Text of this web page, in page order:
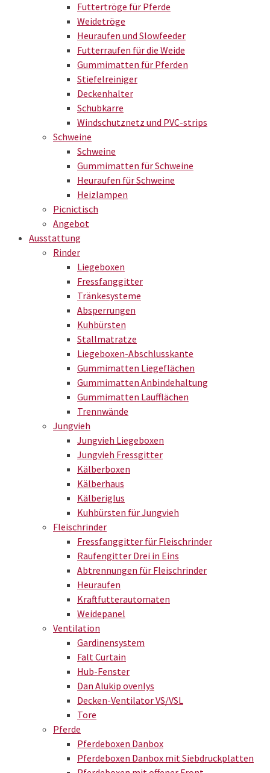
Futtertröge für Pferde
Weidetröge
Heuraufen und Slowfeeder
Futterraufen für die Weide
Gummimatten für Pferden
Stiefelreiniger
Deckenhalter
Schubkarre
Windschutznetz und PVC-strips
Schweine
Schweine
Gummimatten für Schweine
Heuraufen für Schweine
Heizlampen
Picnictisch
Angebot
Ausstattung
Rinder
Liegeboxen
Fressfanggitter
Tränkesysteme
Absperrungen
Kuhbürsten
Stallmatratze
Liegeboxen-Abschlusskante
Gummimatten Liegeflächen
Gummimatten Anbindehaltung
Gummimatten Laufflächen
Trennwände
Jungvieh
Jungvieh Liegeboxen
Jungvieh Fressgitter
Kälberboxen
Kälberhaus
Kälberiglus
Kuhbürsten für Jungvieh
Fleischrinder
Fressfanggitter für Fleischrinder
Raufengitter Drei in Eins
Abtrennungen für Fleischrinder
Heuraufen
Kraftfutterautomaten
Weidepanel
Ventilation
Gardinensystem
Falt Curtain
Hub-Fenster
Dan Alukip ovenlys
Decken-Ventilator VS/VSL
Tore
Pferde
Pferdeboxen Danbox
Pferdeboxen Danbox mit Siebdruckplatten